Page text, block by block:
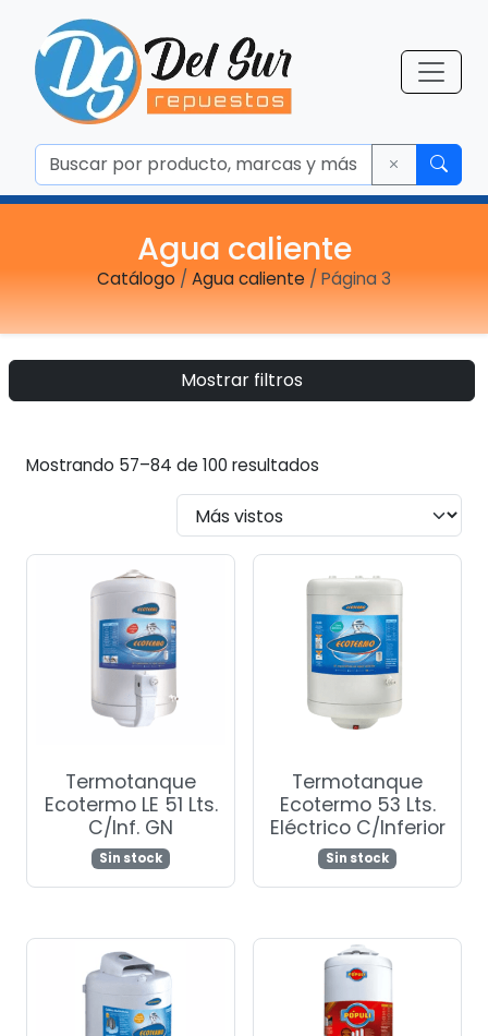
Agua caliente
Catálogo / Agua caliente / Página 3
Mostrar filtros
Mostrando 57–84 de 100 resultados
Termotanque
Ecotermo LE 51 Lts.
C/Inf. GN
Sin stock
Termotanque
Ecotermo 53 Lts.
Eléctrico C/Inferior
Sin stock